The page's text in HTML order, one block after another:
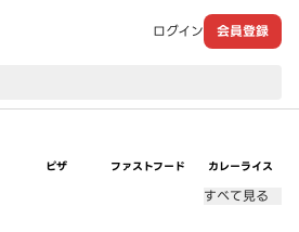
ログイン 会員登録
ピザ ファストフード カレーライス
すべて見る